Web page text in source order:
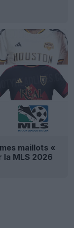
maillots «
MLS 2026